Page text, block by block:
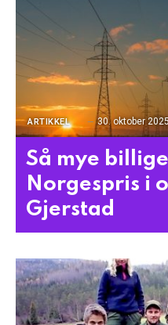
ARTIKKEL 30. oktober 2025
Så mye
Norgespris i
Gjerstad